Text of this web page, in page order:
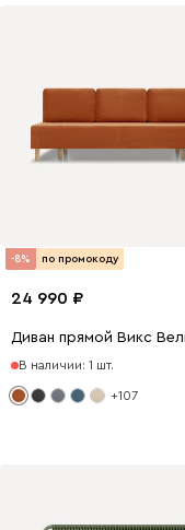
-8% по промокоду
24 990
Диван прямой Викс
В наличии: 1 шт.
+107